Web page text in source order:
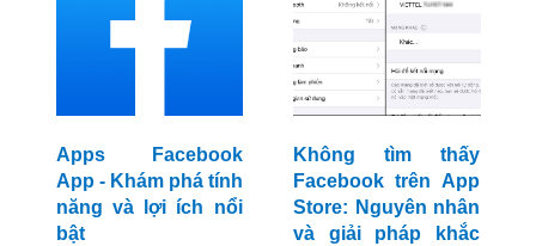
Apps Facebook
App - Khám phá tính
năng và lợi ích nổi
bật
Không tìm thấy
Facebook trên App
Store: Nguyên nhân
và giải pháp khắc